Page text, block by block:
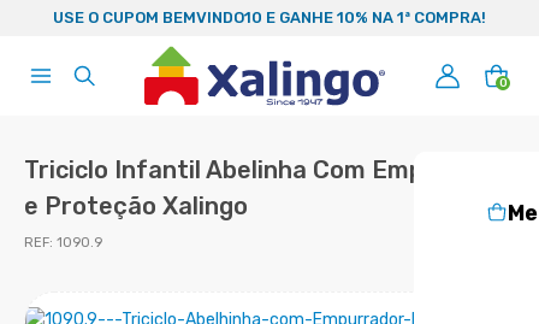
USE O CUPOM BEMVINDO10 E GANHE 10% NA 1ª COMPRA!
0
Triciclo Infantil Abelinha Com Empurrador
e Proteção Xalingo
REF: 1090.9